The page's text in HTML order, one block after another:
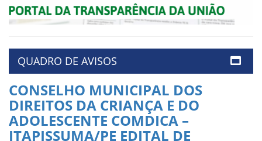
QUADRO DE AVISOS
CONSELHO MUNICIPAL DOS
DIREITOS DA CRIANÇA E DO
ADOLESCENTE COMDICA –
ITAPISSUMA/PE EDITAL DE